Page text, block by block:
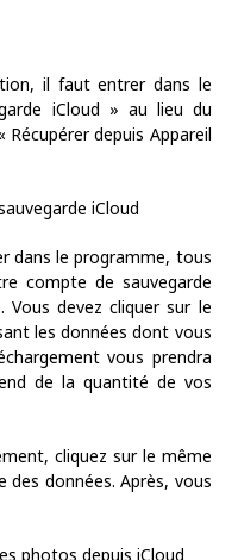
il faut entrer dans le
iCloud » au lieu du
depuis Appareil
iCloud
dans le programme, tous
compte de sauvegarde
devez cliquer sur le
les données dont vous
vous prendra
de la quantité de vos
cliquez sur le même
données. Après, vous
photos depuis iCloud